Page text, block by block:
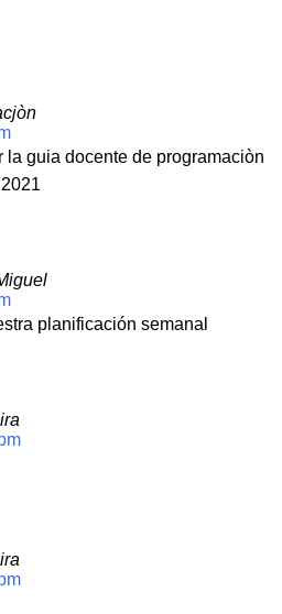
la guia docente de programaciòn
planificación semanal